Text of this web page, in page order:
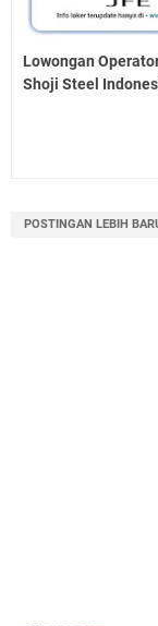
Lowongan
Shoji Steel
POSTINGAN LEBIH